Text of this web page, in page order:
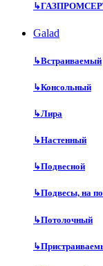
↳
Galad
↳Встраиваемый
↳Консольный
↳Лира
↳Настенный
↳Подвесной
↳Подвесы, на
↳Потолочный
↳